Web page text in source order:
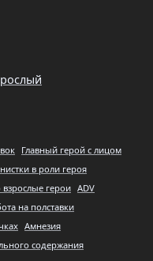
Главный герой с лицом
в роли героя
взрослые герои ADV
на полставки
Амнезия
содержания